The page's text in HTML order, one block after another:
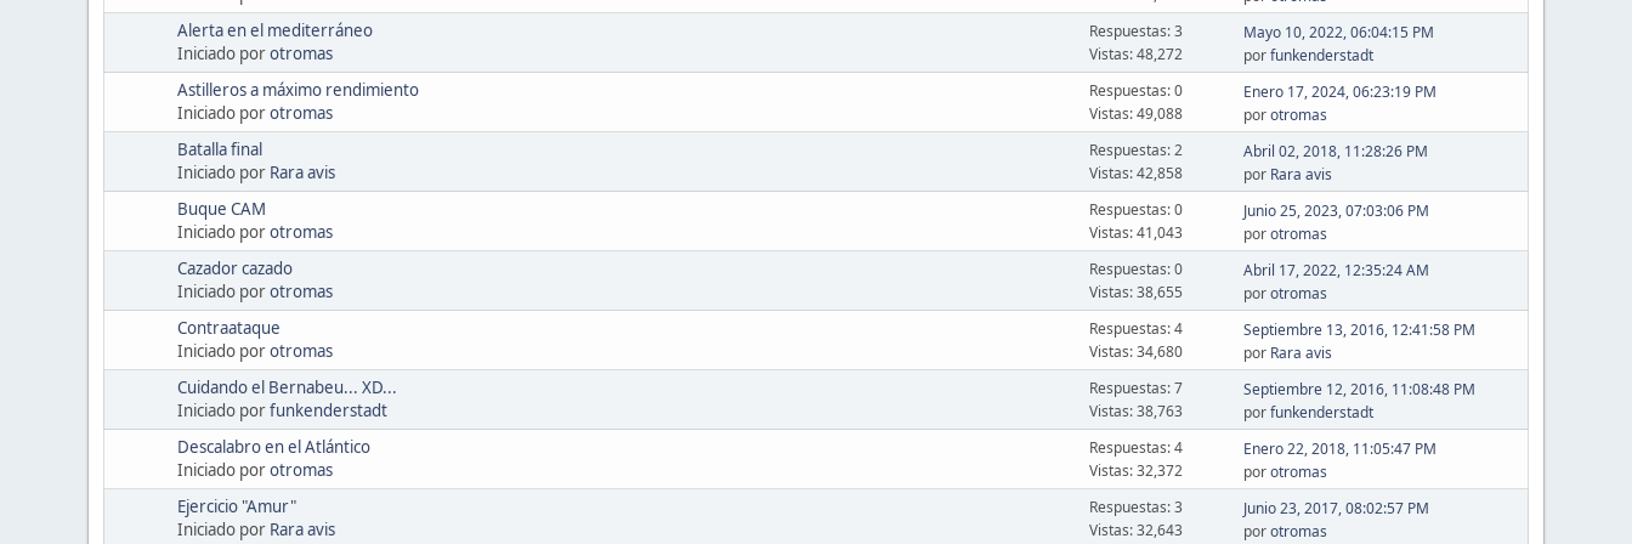
Alerta en el mediterráneo
Iniciado porotromas
Respuestas: 3
Vistas: 48,272
Mayo 10, 2022, 06:04:15 PM
porfunkenderstadt
Astilleros a máximo rendimiento
Iniciado porotromas
Respuestas: 0
Vistas: 49,088
Enero 17, 2024, 06:23:19 PM
porotromas
Batalla final
Iniciado por Rara avis
Respuestas: 2
Vistas: 42,858
Abril 02, 2018, 11:28:26 PM
por Rara avis
Buque CAM
Iniciado porotromas
Respuestas: 0
Vistas: 41,043
Junio 25, 2023, 07:03:06 PM
porotromas
Cazador cazado
Iniciado porotromas
Respuestas: 0
Vistas: 38,655
Abril 17, 2022, 12:35:24 AM
porotromas
Contraataque
Iniciado porotromas
Respuestas: 4
Vistas: 34,680
Septiembre 13, 2016, 12:41:58 PM
por Rara avis
Cuidando el Bernabeu... XD...
Iniciado porfunkenderstadt
Respuestas: 7
Vistas: 38,763
Septiembre 12, 2016, 11:08:48 PM
porfunkenderstadt
Descalabro en el Atlántico
Iniciado porotromas
Respuestas: 4
Vistas: 32,372
Enero 22, 2018, 11:05:47 PM
porotromas
Ejercicio "Amur"
Iniciado por Rara avis
Respuestas: 3
Vistas: 32,643
Junio 23, 2017, 08:02:57 PM
porotromas